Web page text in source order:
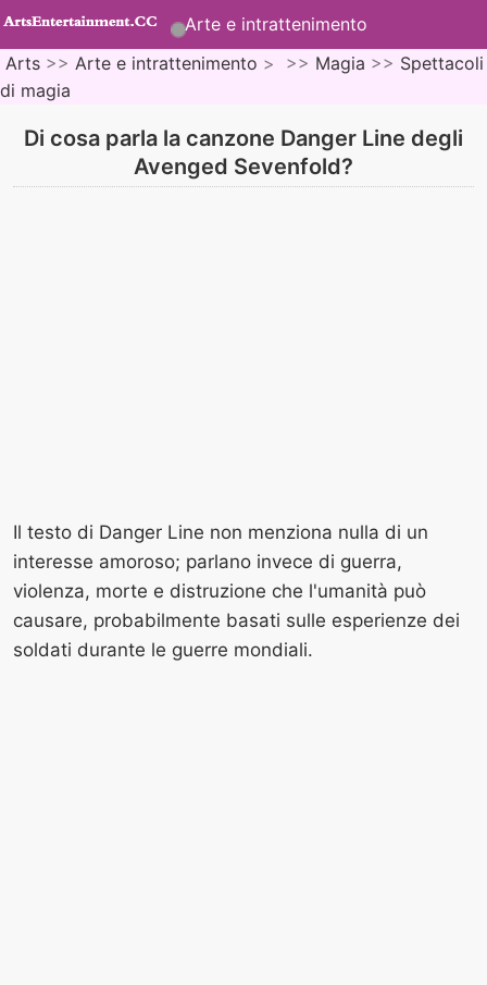
Arte e intrattenimento
Arts >> Arte e intrattenimento > >> Magia >> Spettacoli
di magia
Di cosa parla la canzone Danger Line degli
Avenged Sevenfold?
Il testo di Danger Line non menziona nulla di un
interesse amoroso; parlano invece di guerra,
violenza, morte e distruzione che l'umanità può
causare, probabilmente basati sulle esperienze dei
soldati durante le guerre mondiali.